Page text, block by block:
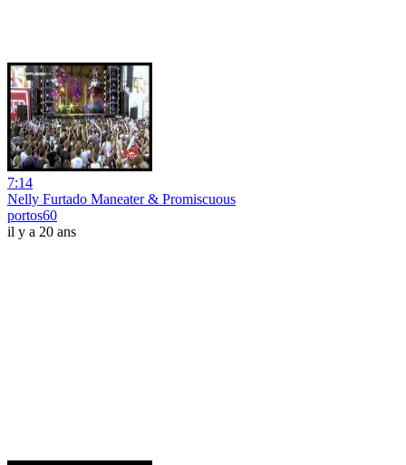
7:14
Nelly Furtado Maneater & Promiscuous
portos60
il y a 20 ans